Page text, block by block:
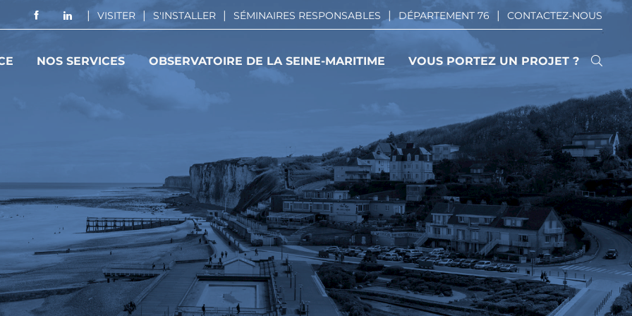
VISITER S'INSTALLER SÉMINAIRES RESPONSABLES DÉPARTEMENT 76 CONTACTEZ-NOUS
NOS SERVICES OBSERVATOIRE DE LA SEINE-MARITIME VOUS PORTEZ UN PROJET ?